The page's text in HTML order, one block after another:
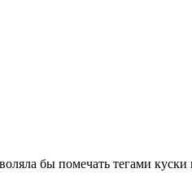
бы помечать тегами куски